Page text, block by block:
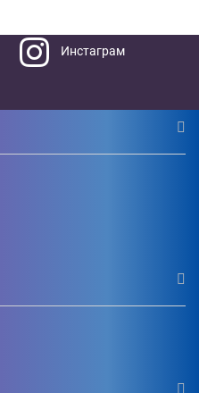
Инстаграм